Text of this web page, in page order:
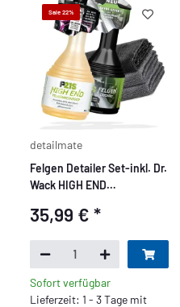
Sale 22%
detailmate
Felgen Detailer Set-inkl. Dr.
Wack HIGH END
35,99 €*
Sofort verfügbar
Lieferzeit: 1 - 3 Tage mit